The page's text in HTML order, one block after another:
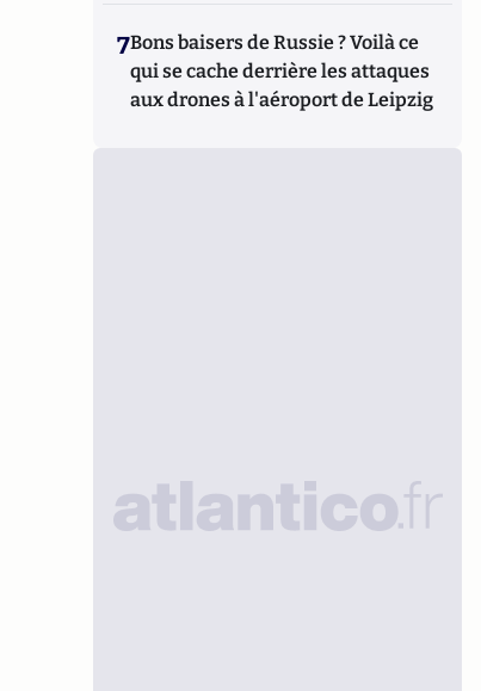
7Bons baisers de Russie ? Voilà ce
qui se cache derrière les attaques
aux drones à l'aéroport de Leipzig